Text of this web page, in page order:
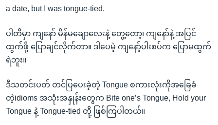
a date, but I was tongue-tied.
ပါတီမှာ ကျနော် မိန်မချောလေးနဲ့ တွေ့တော့၊ ကျနော်နဲ့ အပြင်
ထွက်ဖို့ ပြောချင်လိုက်တာ။ ဒါပေမဲ့ ကျနော့်ပါးစပ်က ပြောမထွက်
ရဲဘူး။
ဒီသတင်းပတ် တင်ပြပေးခဲ့တဲ့ Tongue စကားလုံးကိုအခြေခံ
တဲ့idioms အသုံးအနှုန်းတွေက Bite one’s Tongue, Hold your
Tongue နဲ့ Tongue-tied တို့ ဖြစ်ကြပါတယ်။